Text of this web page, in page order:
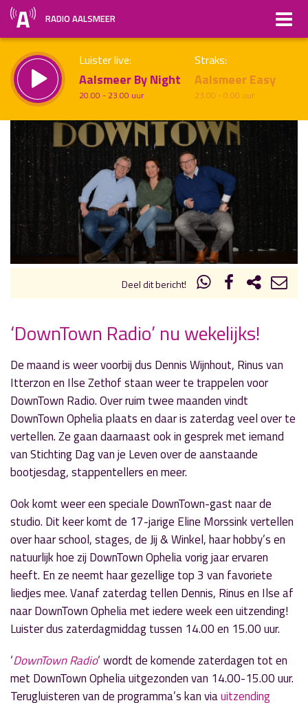
RADIO AALSMEER
Luister live:
Aalsmeer By Night
20.00 - 23.00 uur
Straks:
Aalsmeer Easy
23.00 - 0.00 uur
Vorig uur uur 1 van x Volgend uur
Inklappen
Deel dit bericht!
« Vorig nieuwsbericht
‘Echt Esther’ met trainer/coach Anja de Die
13 mei 2019
‘Blikopener Radio’ met social media-expert Elja
Daae
13 mei 2019
‘DownTown Radio’ nu wekelijks!
De maand is weer voorbij dus Dennis Wijnhout, Rinus van
Itterzon en Ilse Zethof staan weer te trappelen voor
DownTown Radio. Over ruim twee maanden vindt
DownTown Ophelia plaats en daar is zaterdag veel over te
vertellen. Ze gaan daarnaast ook in gesprek met iemand
van Stichting Dag van je Leven over de aanstaande
bootjesdag, stappentellers en meer.
Ook komt weer een speciale DownTown-gast naar de
studio. Dit keer komt de 17-jarige Eline Morssink vertellen
over haar school, stages, de Jij & Winkel, haar hobby’s en
natuurlijk hoe zij DownTown Ophelia vorig jaar ervaren
heeft. En ze neemt haar gezellige top 3 van favoriete
liedjes mee. Vanaf zaterdag tellen Dennis, Rinus en Ilse af
naar DownTown Ophelia met iedere week een uitzending!
Luister dus zaterdagmiddag tussen 14.00 en 15.00 uur.
‘DownTown Radio‘ wordt de komende zaterdagen tot en
met DownTown Ophelia uitgezonden van 14.00-15.00 uur.
Terugluisteren van de programma’s kan viauitzending